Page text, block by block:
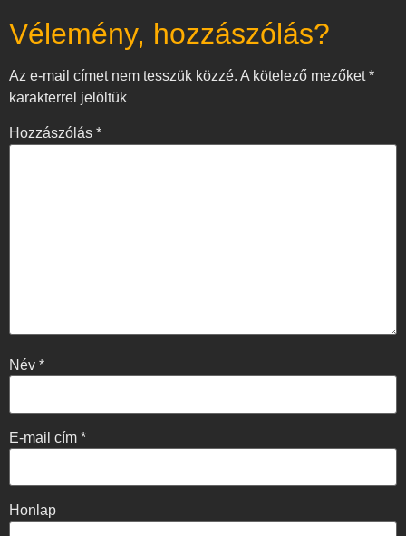
Vélemény, hozzászólás?
Az e-mail címet nem tesszük közzé. A kötelező mezőket*
karakterrel jelöltük
Hozzászólás *
Név *
E-mail cím *
Honlap